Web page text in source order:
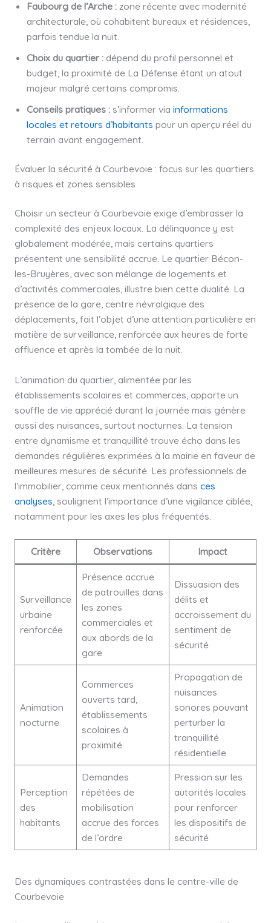
Faubourg de l’Arche :zone récente avec modernité
architecturale, où cohabitent bureaux et résidences,
parfois tendue la nuit.
Choix du quartier :dépend du profil personnel et
budget, la proximité de La Défense étant un atout
majeur malgré certains compromis.
Conseils pratiques :s’informer via informations
locales et retours d’habitants pour un aperçu réel du
terrain avant engagement.
Évaluer la sécurité à Courbevoie : focus sur les quartiers
à risques et zones sensibles
Choisir un secteur à Courbevoie exige d’embrasser la
complexité des enjeux locaux. La délinquance y est
globalement modérée, mais certains quartiers
présentent une sensibilité accrue. Le quartier Bécon-
les-Bruyères, avec son mélange de logements et
d’activités commerciales, illustre bien cette dualité. La
présence de la gare, centre névralgique des
déplacements, fait l’objet d’une attention particulière en
matière de surveillance, renforcée aux heures de forte
affluence et après la tombée de la nuit.
L’animation du quartier, alimentée par les
établissements scolaires et commerces, apporte un
souffle de vie apprécié durant la journée mais génère
aussi des nuisances, surtout nocturnes. La tension
entre dynamisme et tranquillité trouve écho dans les
demandes régulières exprimées à la mairie en faveur de
meilleures mesures de sécurité. Les professionnels de
l’immobilier, comme ceux mentionnés dans ces
analyses, soulignent l’importance d’une vigilance ciblée,
notamment pour les axes les plus fréquentés.
Critère Observations Impact
Surveillance
urbaine
renforcée
Présence accrue
de patrouilles dans
les zones
commerciales et
aux abords de la
gare
Dissuasion des
délits et
accroissement du
sentiment de
sécurité
Animation
nocturne
Commerces
ouverts tard,
établissements
scolaires à
proximité
Propagation de
nuisances
sonores pouvant
perturber la
tranquillité
résidentielle
Perception
des
habitants
Demandes
répétées de
mobilisation
accrue des forces
de l’ordre
Pression sur les
autorités locales
pour renforcer
les dispositifs de
sécurité
Des dynamiques contrastées dans le centre-ville de
Courbevoie